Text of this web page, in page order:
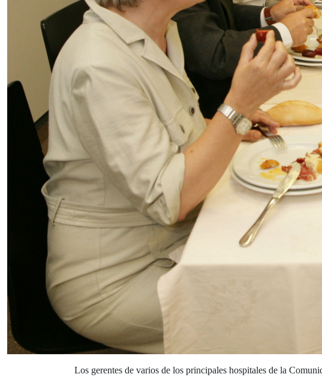
Los gerentes de varios de los principales hospitales de la